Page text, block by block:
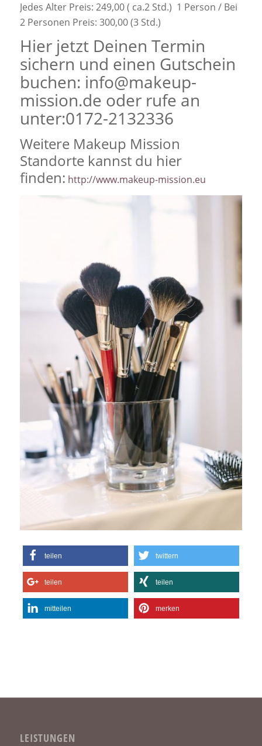
Jedes Alter Preis: 249,00 ( ca.2 Std.) 1 Person / Bei
2 Personen Preis: 300,00 (3 Std.)
Hier jetzt Deinen Termin
sichern und einen Gutschein
buchen: info@makeup-
mission.de oder rufe an
unter:0172-2132336
Weitere Makeup Mission
Standorte kannst du hier
finden: http://www.makeup-mission.eu
teilen twittern
teilen teilen
mitteilen merken
LEISTUNGEN